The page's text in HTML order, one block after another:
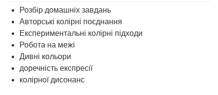
Розбір домашніх завдань
Авторські колірні поєднання
Експериментальні колірні підходи
Робота на межі
Дивні кольори
доречність експресії
колірної дисонанс